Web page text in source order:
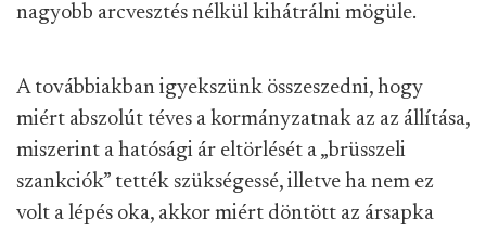
nagyobb arcvesztés nélkül kihátrálni mögüle.
A továbbiakban igyekszünk összeszedni, hogy
miért abszolút téves a kormányzatnak az az állítása,
miszerint a hatósági ár eltörlését a „brüsszeli
szankciók” tették szükségessé, illetve ha nem ez
volt a lépés oka, akkor miért döntött az ársapka